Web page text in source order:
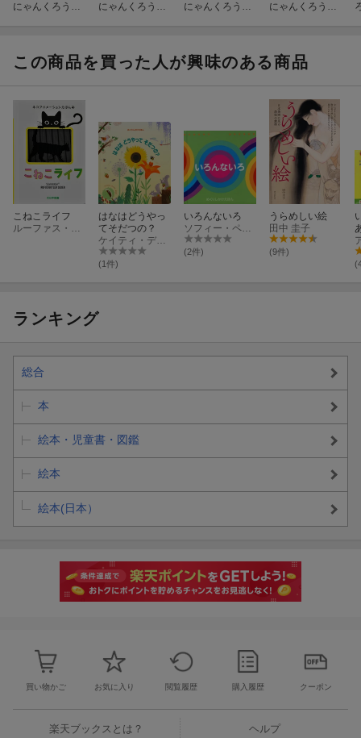
にゃんくろうは
にゃんくろうい
にゃんくろうか
にゃんくろうか
この商品を買った人が興味のある商品
こねこライフ
はなはどうやっ
てそだつの？
(1件)
いろんないろ
(2件)
うらめしい絵
田中 圭子
(9件)
ランキング
総合
本
絵本・児童書・図鑑
絵本
絵本(日本）
買い物かご お気に入り 閲覧履歴 購入履歴 クーポン
楽天ブックスとは？ ヘルプ